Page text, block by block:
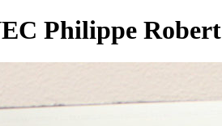
Philippe Robert